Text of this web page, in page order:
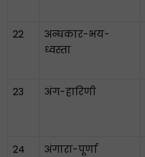
22
अन्धकार-भय-
ध्वस्ता
23
अंग-हारिणी
24
अंगारा-पूर्णा